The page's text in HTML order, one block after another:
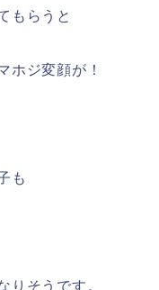
もらうと
ホジ変顔が！
も
りそうです。